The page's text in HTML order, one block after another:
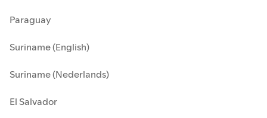
Paraguay
Suriname (English)
Suriname (Nederlands)
El Salvador